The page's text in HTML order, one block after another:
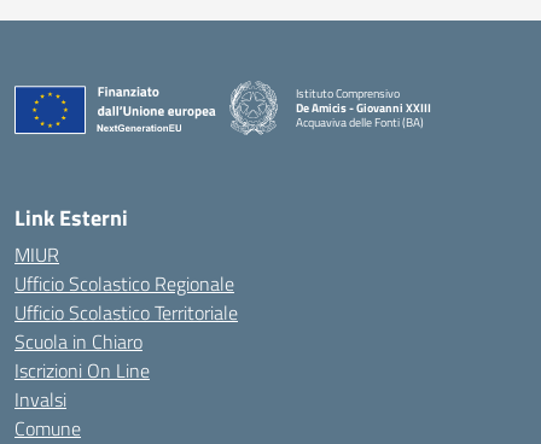
Istituto Comprensivo
De Amicis - Giovanni XXIII
Acquaviva delle Fonti (BA)
— Visita la pagina iniziale della scuola
Link Esterni
MIUR
Ufficio Scolastico Regionale
Ufficio Scolastico Territoriale
Scuola in Chiaro
Iscrizioni On Line
Invalsi
Comune